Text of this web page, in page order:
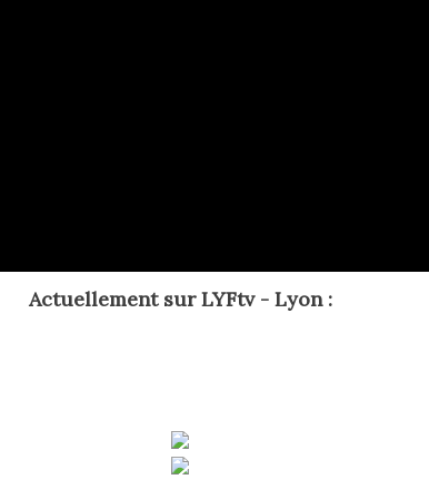
Actuellement sur LYFtv - Lyon :